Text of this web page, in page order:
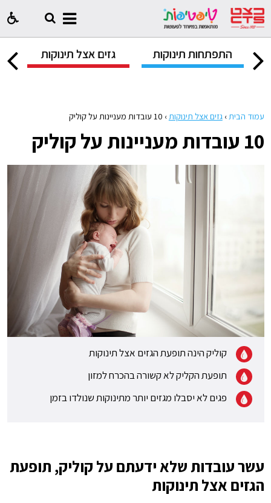
התפתחות תינוקות גזים אצל תינוקות
עמוד הבית›גזים אצל תינוקות› 10 עובדות מעניינות על קוליק
10 עובדות מעניינות על קוליק
קוליק הינה תופעת הגזים אצל תינוקות
תופעת הקליק לא קשורה בהכרח למזון
פגים לא יסבלו מגזים יותר מתינוקות שנולדו בזמן
עשר עובדות שלא ידעתם על קוליק, תופעת
הגזים אצל תינוקות